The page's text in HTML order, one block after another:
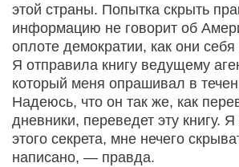
этой страны. Попытка скрыть
информацию не говорит об
оплоте демократии, как они
Я отправила книгу ведущему
который меня опрашивал в
Надеюсь, что он так же, как
дневники, переведет эту книгу.
этого секрета, мне нечего
написано, — правда.